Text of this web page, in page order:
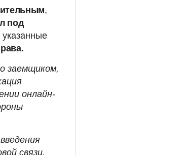
,
под
заемщиком,
онлайн-
связи,